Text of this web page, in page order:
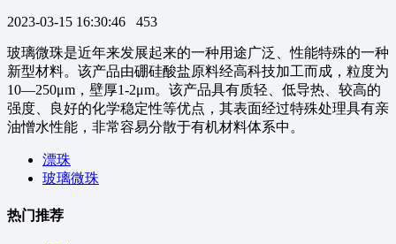
2023-03-15 16:30:46 453
玻璃微珠是近年来发展起来的一种用途广泛、性能特殊的一种
新型材料。该产品由硼硅酸盐原料经高科技加工而成，粒度为
10—250μm，壁厚1-2μm。该产品具有质轻、低导热、较高的
强度、良好的化学稳定性等优点，其表面经过特殊处理具有亲
油憎水性能，非常容易分散于有机材料体系中。
漂珠
玻璃微珠
热门推荐